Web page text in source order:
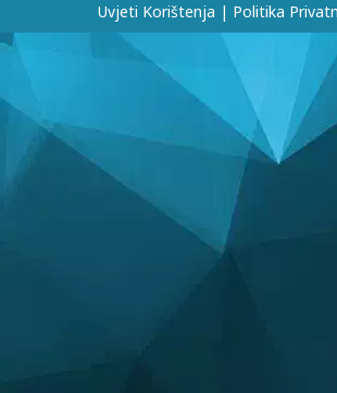
Uvjeti Korištenja | Politika